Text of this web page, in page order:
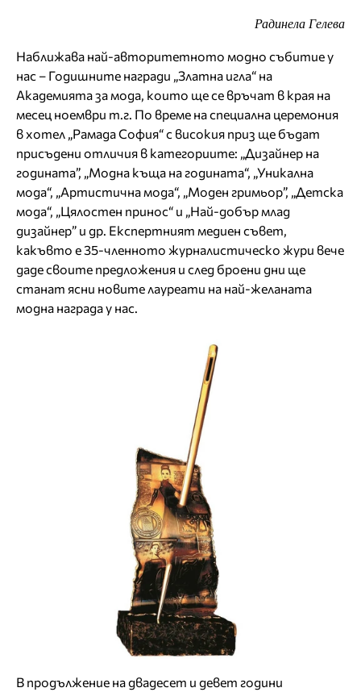
Радинела Гелева
Наближава най-авторитетното модно събитие у
нас – Годишните награди „Златна игла“ на
Академията за мода, които ще се връчат в края на
месец ноември т.г. По време на специална церемония
в хотел „Рамада София“ с високия приз ще бъдат
присъдени отличия в категориите: „Дизайнер на
годината”, „Модна къща на годината“, „Уникална
мода“, „Артистична мода“, „Моден гримьор”, „Детска
мода“, „Цялостен принос“ и „Най-добър млад
дизайнер” и др. Експертният медиен съвет,
какъвто е 35-членното журналистическо жури вече
даде своите предложения и след броени дни ще
станат ясни новите лауреати на най-желаната
модна награда у нас.
В продължение на двадесет и девет години